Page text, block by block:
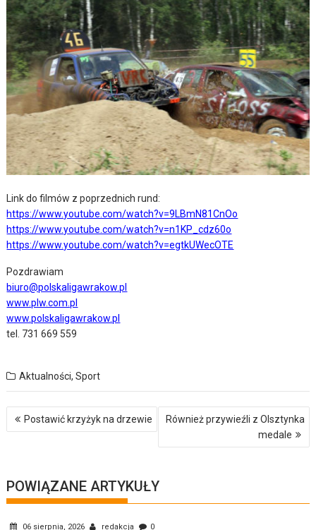
Link do filmów z poprzednich rund:
https://www.youtube.com/watch?v=9LBmN81CnOo
https://www.youtube.com/watch?v=n1KP_cdz60o
https://www.youtube.com/watch?v=egtkUWecOTE
Pozdrawiam
biuro@polskaligawrakow.pl
www.plw.com.pl
www.polskaligawrakow.pl
tel. 731 669 559
Aktualności,Sport
Nawigacja
wpisuPostawić krzyżyk na drzewie
Również przywieźli z Olsztynka
medale
POWIĄZANE ARTYKUŁY
06 sierpnia, 2026 redakcja 0